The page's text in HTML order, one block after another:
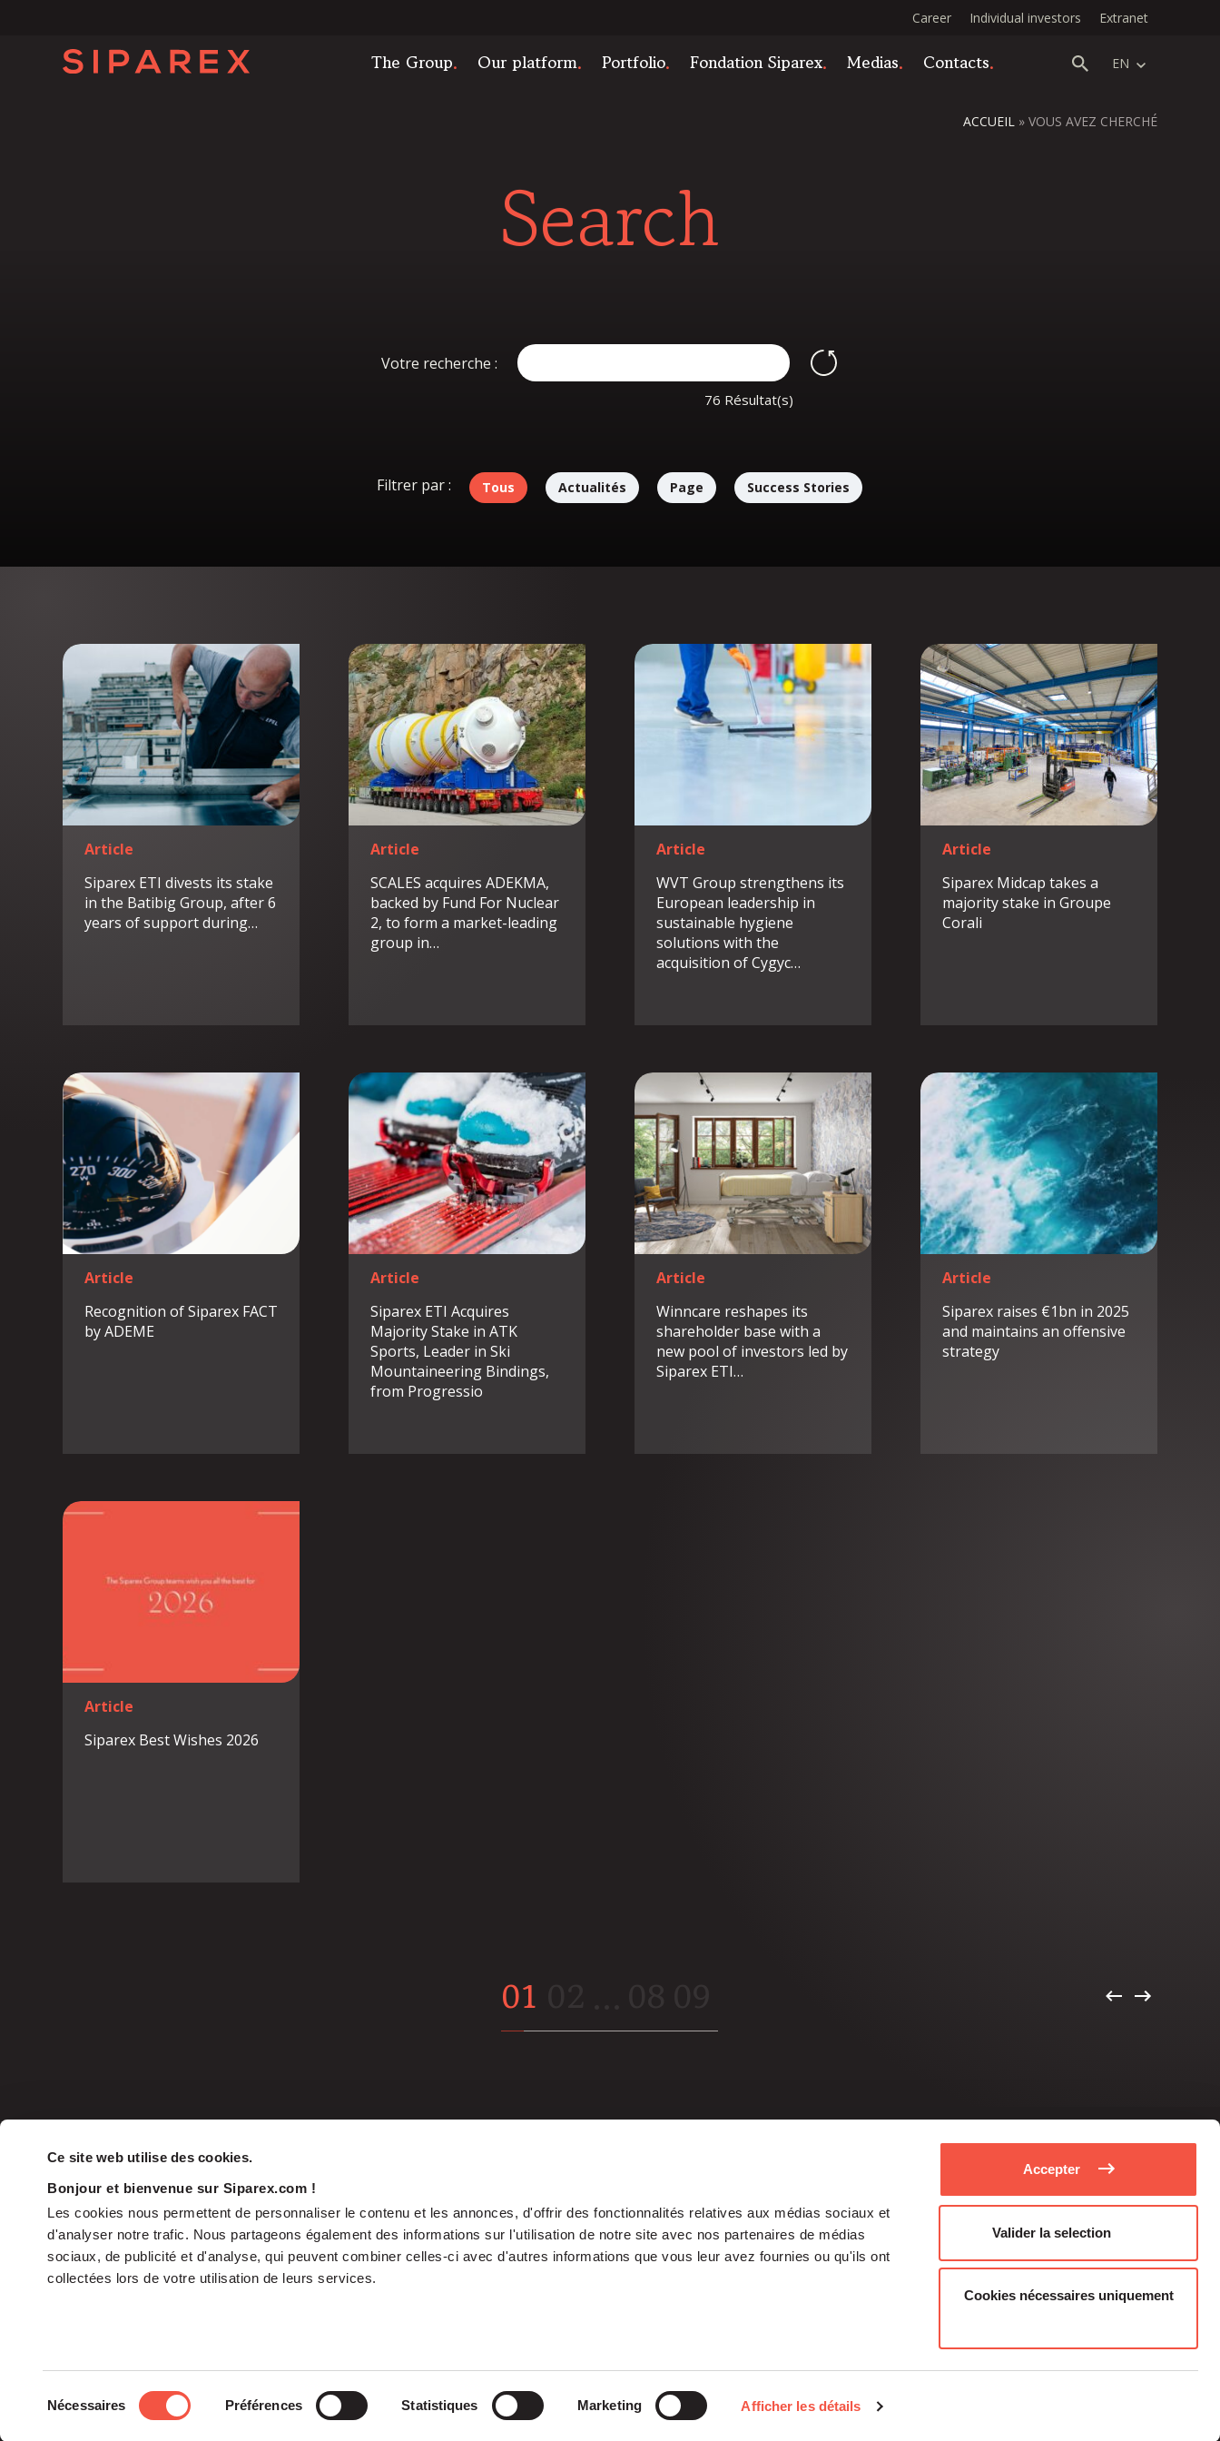
Ce site web utilise des cookies.
Bonjour et bienvenue sur Siparex.com !
Les cookies nous permettent de personnaliser le contenu et les annonces, d'offrir des fonctionnalités relatives aux médias sociaux et
d'analyser notre trafic. Nous partageons également des informations sur l'utilisation de notre site avec nos partenaires de médias
sociaux, de publicité et d'analyse, qui peuvent combiner celles-ci avec d'autres informations que vous leur avez fournies ou qu'ils ont
collectées lors de votre utilisation de leurs services.
Nécessaires Préférences Statistiques Marketing Afficher les détails
Accepter
Valider la selection
Cookies nécessaires uniquement
Career Individual investors Extranet
The Group Our platform Portfolio Fondation Siparex Medias Contacts EN
ACCUEIL » VOUS AVEZ CHERCHÉ
Search
Votre recherche :
76 Résultat(s)
Filtrer par : Tous Actualités Page Success Stories
Article
Siparex ETI divests its stake
in the Batibig Group, after 6
years of support during…
Article
SCALES acquires ADEKMA,
backed by Fund For Nuclear
2, to form a market-leading
group in…
Article
WVT Group strengthens its
European leadership in
sustainable hygiene
solutions with the
acquisition of Cygyc…
Article
Siparex Midcap takes a
majority stake in Groupe
Corali
Article
Recognition of Siparex FACT
by ADEME
Article
Siparex ETI Acquires
Majority Stake in ATK
Sports, Leader in Ski
Mountaineering Bindings,
from Progressio
Article
Winncare reshapes its
shareholder base with a
new pool of investors led by
Siparex ETI…
Article
Siparex raises €1bn in 2025
and maintains an offensive
strategy
Article
Siparex Best Wishes 2026
01
The Group
The Governance
Our Platform
ETI
Investments